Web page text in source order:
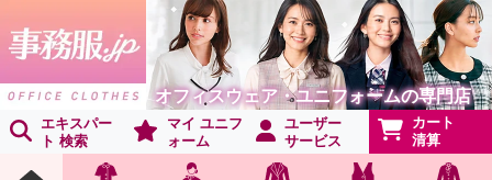
オフィスウェア・ユニフォームの専門店
エキスパー
ト 検索
マイ ユニフ
ォーム
ユーザー
サービス
カート
清算